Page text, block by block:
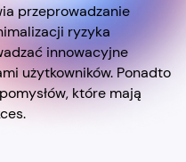
przeprowadzanie
ryzyka
innowacyjne
użytkowników. Ponadto
które mają